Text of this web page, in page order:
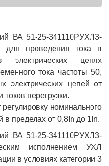
ВА 51-25-341110РУХЛ3-
для проведения тока в
цепях
тока частоты 50,
цепей от
токов перегрузки.
номинального
в пределах от 0,8In до 1In.
ВА 51-25-341110РУХЛ3-
исполнением УХЛ
в условиях категории 3